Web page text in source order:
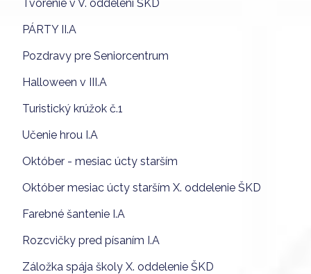
Tvorenie v V. oddelení ŠKD
PÁRTY II.A
Pozdravy pre Seniorcentrum
Halloween v III.A
Turistický krúžok č.1
Učenie hrou I.A
Október - mesiac úcty starším
Október mesiac úcty starším X. oddelenie ŠKD
Farebné šantenie I.A
Rozcvičky pred písaním I.A
Záložka spája školy X. oddelenie ŠKD